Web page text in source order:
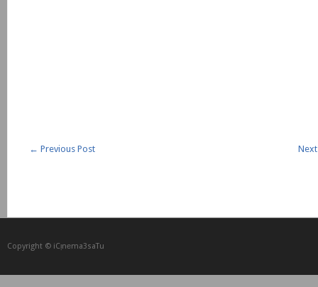
← Previous Post
Copyright © iCᴉnеma3saTu